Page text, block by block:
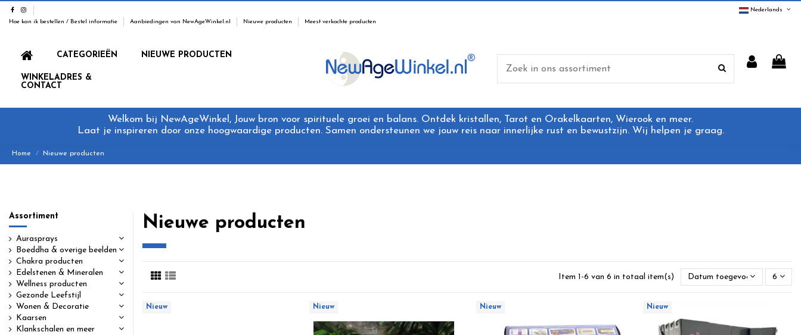
Hoe kan ik bestellen / Bestel informatie Aanbiedingen van NewAgeWinkel.nl Nieuwe producten Meest verkochte producten
Nederlands
CATEGORIEËN NIEUWE PRODUCTEN
WINKELADRES &
CONTACT
Welkom bij NewAgeWinkel, Jouw bron voor spirituele groei en balans. Ontdek kristallen, Tarot en Orakelkaarten, Wierook en meer.
Laat je inspireren door onze hoogwaardige producten. Samen ondersteunen we jouw reis naar innerlijke rust en bewustzijn. Wij helpen je graag.
Home Nieuwe producten
Nieuwe producten
Item 1-6 van 6 in totaal item(s) Datum toegevoegd, nieuwste
6
Nieuw Nieuw Nieuw Nieuw
Assortiment
Aurasprays
Boeddha & overige beelden
Chakra producten
Edelstenen & Mineralen
Wellness producten
Gezonde Leefstijl
Wonen & Decoratie
Kaarsen
Klankschalen en meer